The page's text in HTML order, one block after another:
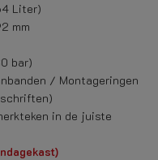
Liter)
mm
bar)
/ Montageringen
in de juiste